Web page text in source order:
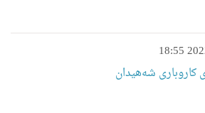
كاروبارى شه‌هیدان